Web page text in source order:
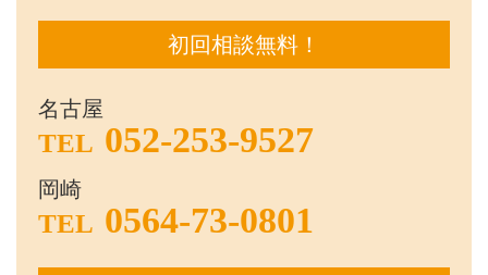
初回相談無料！
名古屋
TEL 052-253-9527
岡崎
TEL 0564-73-0801